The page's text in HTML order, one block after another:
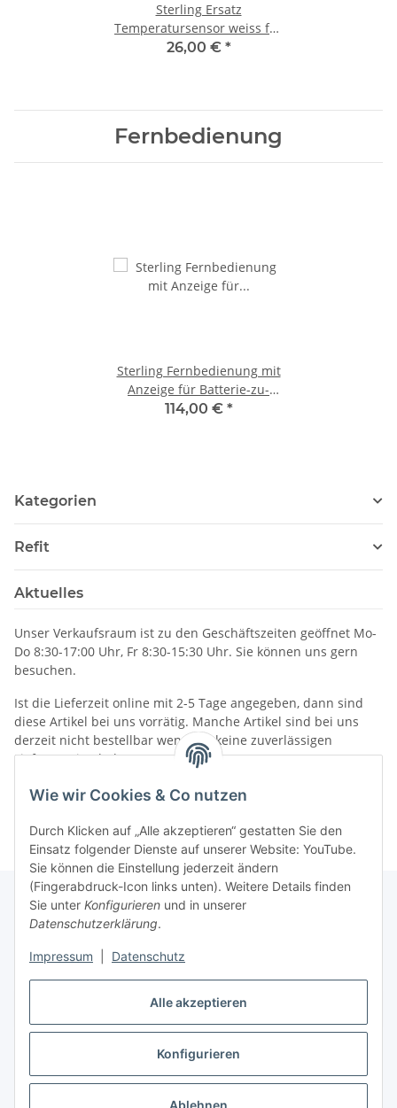
Alle akzeptieren
Konfigurieren
Wie wir Cookies & Co nutzen
Durch Klicken auf „Alle akzeptieren“ gestatten Sie den
Einsatz folgender Dienste auf unserer Website: YouTube.
Sie können die Einstellung jederzeit ändern
(Fingerabdruck-Icon links unten). Weitere Details finden
Sie unter Konfigurieren und in unserer
Datenschutzerklärung.
Impressum Datenschutz
Sterling Ersatz
Temperatursensor weiss für
PCU und BB Ladegerät
26,00 € *
Fernbedienung
Sterling Fernbedienung mit
Anzeige für Batterie-zu-
Batterie Ladegeräten mit
114,00 € *
Kategorien
Refit
Aktuelles
Unser Verkaufsraum ist zu den Geschäftszeiten geöffnet Mo-
Do 8:30-17:00 Uhr, Fr 8:30-15:30 Uhr. Sie können uns gern
besuchen.
Ist die Lieferzeit online mit 2-5 Tage angegeben, dann sind
diese Artikel bei uns vorrätig. Manche Artikel sind bei uns
derzeit nicht bestellbar wenn wir keine zuverlässigen
Liefertermine haben.
Informationen
Gesetzliche Informationen
Vertrag widerrufen